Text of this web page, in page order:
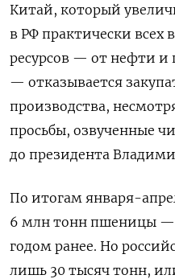
Китай, который
в РФ практически всех
ресурсов — от нефти и
— отказывается
производства,
просьбы, озвученные
до президента
По итогам января-
6 млн тонн пшеницы —
годом ранее. Но
лишь 30 тысяч тонн,